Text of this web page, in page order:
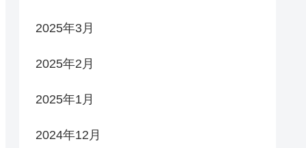
2025年3月
2025年2月
2025年1月
2024年12月